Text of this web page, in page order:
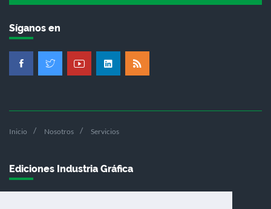
Síganos en
Inicio Nosotros Servicios
Ediciones Industria Gráfica